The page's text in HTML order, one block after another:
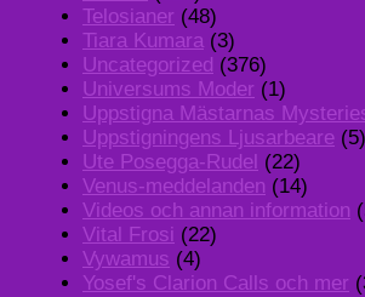
Telosianer (48)
Tiara Kumara (3)
Uncategorized (376)
Universums Moder (1)
Uppstigna Mästarnas
Uppstigningens Ljusarbeare (5)
Ute Posegga-Rudel (22)
Venus-meddelanden (14)
Videos och annan information
Vital Frosi (22)
Vywamus (4)
Yosef's Clarion Calls och mer